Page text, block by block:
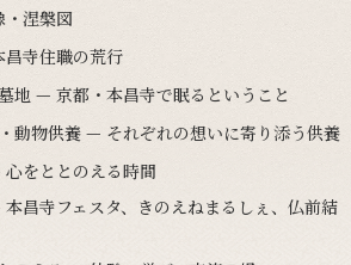
涅槃図
寺住職の荒行
地 — 京都・本昌寺で眠るということ
動物供養 — それぞれの想いに寄り添う供養
をととのえる時間
昌寺フェスタ、きのえねまるしぇ、仏前結